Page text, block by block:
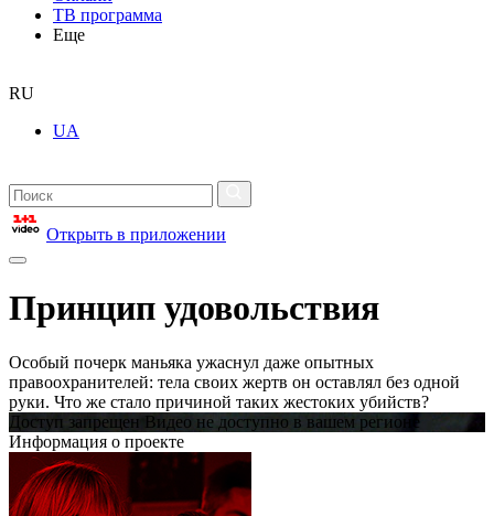
ТВ программа
Еще
RU
UA
Открыть в приложении
Принцип удовольствия
Особый почерк маньяка ужаснул даже опытных
правоохранителей: тела своих жертв он оставлял без одной
руки. Что же стало причиной таких жестоких убийств?
Доступ запрещен Видео не доступно в вашем регионе
Информация о проекте